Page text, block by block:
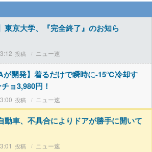
東京大学、『完全終了』のお知ら
ニュー速
が開発】着るだけで瞬時に-15℃冷却す
ョ3,980円！
ニュー速
動車、不具合によりドアが勝手に開いて
ニュー速